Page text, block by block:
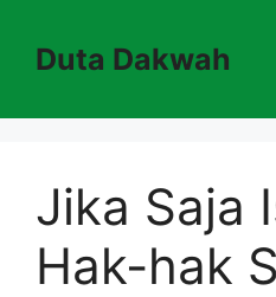
contentDuta Dakwah
Jika Saja
Hak-hak